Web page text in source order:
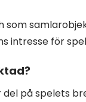
intresse för
på spelets